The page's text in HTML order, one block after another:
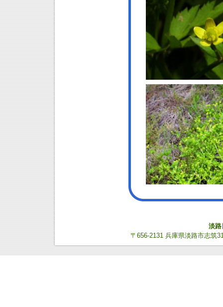
淡路
〒656-2131 兵庫県淡路市志筑